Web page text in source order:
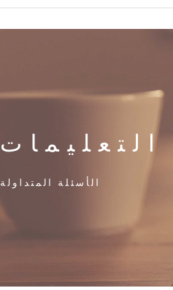
التعليمات
الأسئلة المتداولة